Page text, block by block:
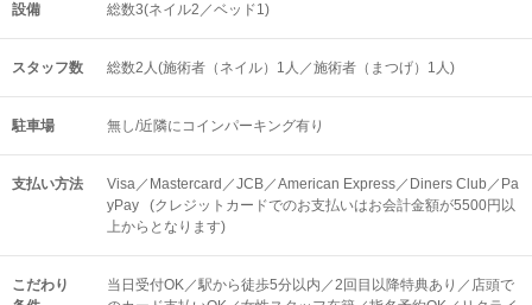
設備 総数3(ネイル2／ベッド1)
スタッフ数 総数2人(施術者（ネイル）1人／施術者（まつげ）1人)
駐車場 無し/近隣にコインパーキング有り
支払い方法
Visa／Mastercard／JCB／American Express／Diners Club／Pa
yPay (クレジットカードでのお支払いはお会計金額が5500円以
上からとなります)
こだわり
当日受付OK／駅から徒歩5分以内／2回目以降特典あり／店頭で